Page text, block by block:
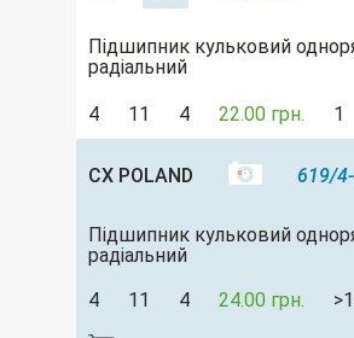
Підшипник кульковий
радіальний
4 11 4 22.00 грн. 1
CX POLAND 619/
Підшипник кульковий
радіальний
4
11 4 24.00 грн.